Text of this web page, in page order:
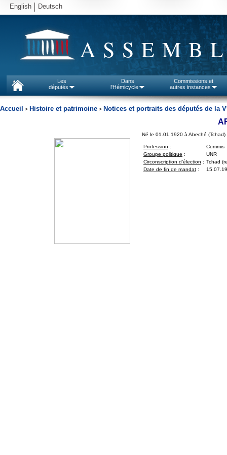
English Deutsch
Les
députés
Dans
l'Hémicycle
Commissions et
autres instances
Accueil > Histoire et patrimoine > Notices et portraits des députés de la V
Né le 01.01.1920 à Abeché (Tchad)
Profession :
Commis
Groupe politique :
UNR
Circonscription d'élection : Tchad
Date de fin de mandat :